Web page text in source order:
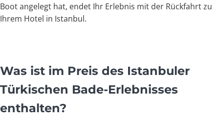
Boot angelegt hat, endet Ihr Erlebnis mit der Rückfahrt zu
Ihrem Hotel in Istanbul.
Was ist im Preis des Istanbuler
Türkischen Bade-Erlebnisses
enthalten?